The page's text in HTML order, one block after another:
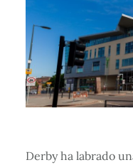
Derby ha labrado